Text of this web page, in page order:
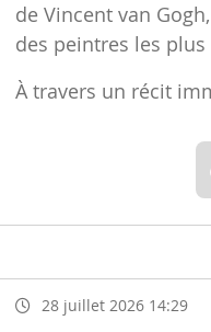
de Vincent van
des peintres les
À travers un récit
28 juillet 2026 14:29